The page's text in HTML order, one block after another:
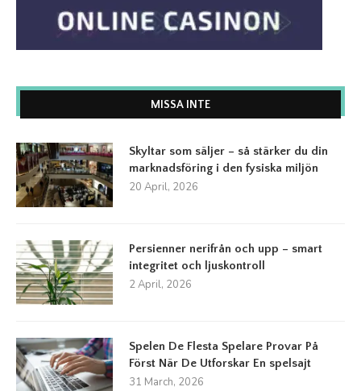
MISSA INTE
Skyltar som säljer – så stärker du din
marknadsföring i den fysiska miljön
20 April, 2026
Persienner nerifrån och upp – smart
integritet och ljuskontroll
2 April, 2026
Spelen De Flesta Spelare Provar På
Först När De Utforskar En spelsajt
31 March, 2026